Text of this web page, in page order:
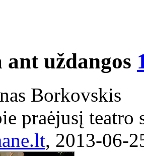
ant uždangos
Borkovskis
praėjusį teatro
, 2013-06-